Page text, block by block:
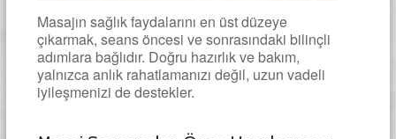
Masajın sağlık faydalarını en üst düzeye
çıkarmak, seans öncesi ve sonrasındaki bilinçli
adımlara bağlıdır. Doğru hazırlık ve bakım,
yalnızca anlık rahatlamanızı değil, uzun vadeli
iyileşmenizi de destekler.